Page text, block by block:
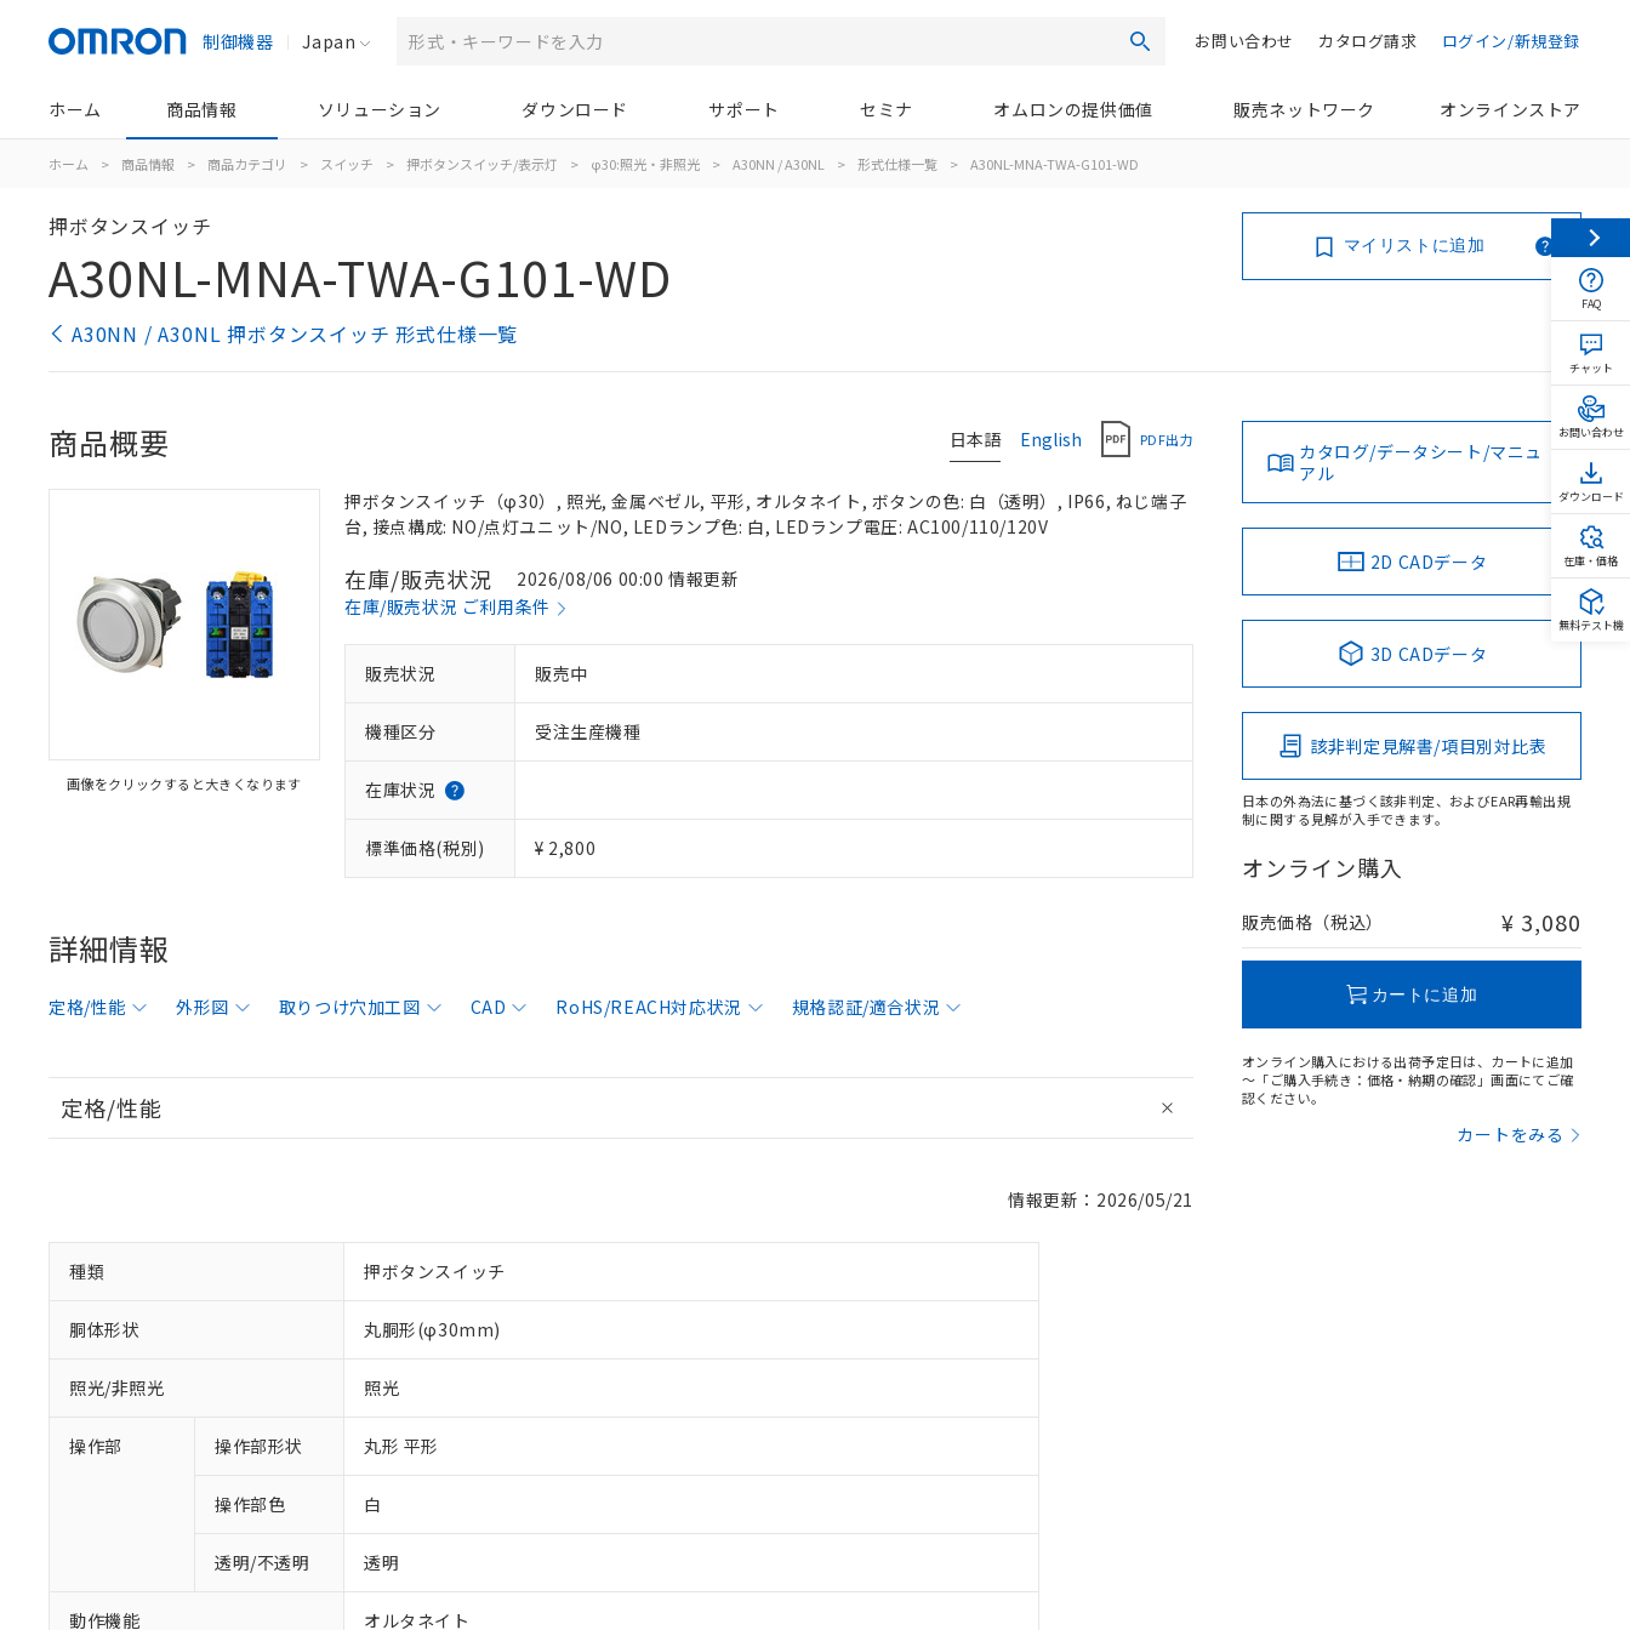
制御機器 Japan 検索 ログイン/新規登録
カタログ請求
お問い合わせ
ホーム 商品情報 ソリューション ダウンロード サポート セミナ オムロンの提供価値 販売ネットワーク オンラインストア
ホーム > 商品情報 > 商品カテゴリ > スイッチ > 押ボタンスイッチ/表示灯 > φ30:照光・非照光 > A30NN / A30NL > 形式仕様一覧 > A30NL-MNA-TWA-G101-WD
押ボタンスイッチ
A30NL-MNA-TWA-G101-WD
A30NN / A30NL 押ボタンスイッチ 形式仕様一覧
マイリストに追加
日本語 English PDF出力
商品概要
画像をクリックすると大きくなります
押ボタンスイッチ（φ30）, 照光, 金属ベゼル, 平形, オルタネイト, ボタンの色: 白（透明）, IP66, ねじ端子
台, 接点構成: NO/点灯ユニット/NO, LEDランプ色: 白, LEDランプ電圧: AC100/110/120V
在庫/販売状況
2026/08/06 00:00 情報更新
在庫/販売状況 ご利用条件
販売状況 販売中
機種区分 受注生産機種
在庫状況
標準価格(税別) ¥ 2,800
詳細情報
定格/性能 外形図 取りつけ穴加工図 CAD RoHS/REACH対応状況 規格認証/適合状況
定格/性能
情報更新：2026/05/21
種類 押ボタンスイッチ
胴体形状 丸胴形(φ30mm)
照光/非照光 照光
操作部 操作部形状 丸形 平形
操作部色 白
透明/不透明 透明
動作機能 オルタネイト
カタログ/データシート/マニュ
アル
2D CADデータ
3D CADデータ
該非判定見解書/項目別対比表
日本の外為法に基づく該非判定、およびEAR再輸出規
制に関する見解が入手できます。
オンライン購入
販売価格（税込） ¥ 3,080
カートに追加
オンライン購入における出荷予定日は、カートに追加
～「ご購入手続き：価格・納期の確認」画面にてご確
認ください。
カートをみる
FAQ
チャット
お問い合わせ
ダウンロード
在庫・価格
無料テスト機